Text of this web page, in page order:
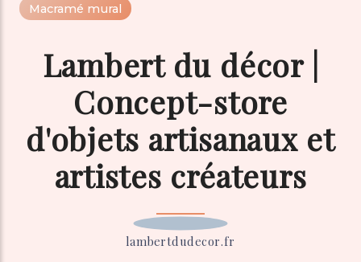
Macramé mural
Lambert du décor |
Concept-store
d'objets artisanaux et
artistes créateurs
lambertdudecor.fr